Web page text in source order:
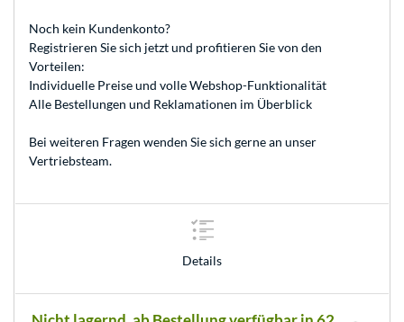
Noch kein Kundenkonto?
Registrieren Sie sich jetzt und profitieren Sie von den
Vorteilen:
Individuelle Preise und volle Webshop-Funktionalität
Alle Bestellungen und Reklamationen im Überblick
Bei weiteren Fragen wenden Sie sich gerne an unser
Vertriebsteam.
Details